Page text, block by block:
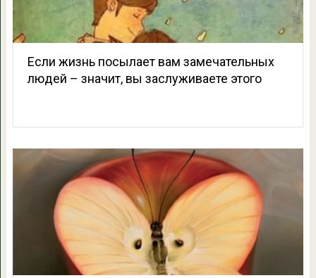
Если жизнь посылает вам замечательных
людей – значит, вы заслуживаете этого